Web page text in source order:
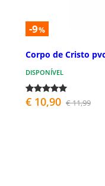
-9%
Corpo de Cristo
DISPONÍVEL
€ 10,90 € 11,99